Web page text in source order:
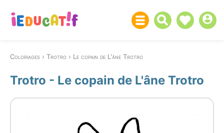
Coloriages Trotro Le copain de L'âne Trotro
Trotro - Le copain de L'âne Trotro